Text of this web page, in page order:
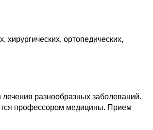
ортопедических,
разнообразных заболеваний.
профессором медицины. Прием